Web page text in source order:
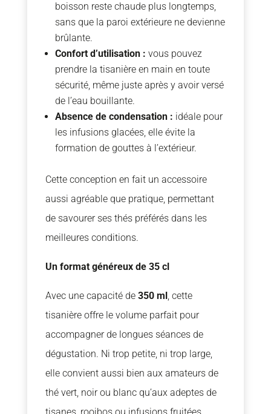
boisson reste chaude plus longtemps,
sans que la paroi extérieure ne devienne
brûlante.
Confort d’utilisation : vous pouvez
prendre la tisanière en main en toute
sécurité, même juste après y avoir versé
de l’eau bouillante.
Absence de condensation : idéale pour
les infusions glacées, elle évite la
formation de gouttes à l’extérieur.
Cette conception en fait un accessoire
aussi agréable que pratique, permettant
de savourer ses thés préférés dans les
meilleures conditions.
Un format généreux de 35 cl
Avec une capacité de 350 ml , cette
tisanière offre le volume parfait pour
accompagner de longues séances de
dégustation. Ni trop petite, ni trop large,
elle convient aussi bien aux amateurs de
thé vert, noir ou blanc qu’aux adeptes de